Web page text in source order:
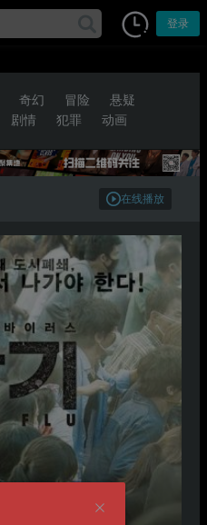
登录
奇幻 冒险
悬疑
剧情 犯罪 动画
在线播放